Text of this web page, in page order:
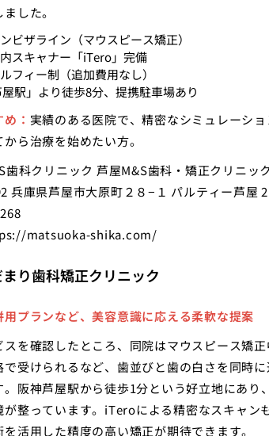
した。
ビザライン（マウスピース矯正）
スキャナー「iTero」完備
フィー制（追加費用なし）
駅」より徒歩8分、提携駐車場あり
： 実績のある医院で、精密なシミュレーショ
ら治療を始めたい方。
歯科クリニック 芦屋M&S歯科・矯正クリニック
兵庫県芦屋市大原町２８−１ パルティー芦屋
matsuoka-shika.com/
り歯科矯正クリニック
用プランなど、美容意識に応える柔軟な提案
を確認したところ、同院はマウスピース矯
で受けられるなど、歯並びと歯の白さを同時
。阪神芦屋駅から徒歩1分という好立地にあり
が整っています。iTeroによる精密なスキャン
活用した精度の高い矯正が期待できます。